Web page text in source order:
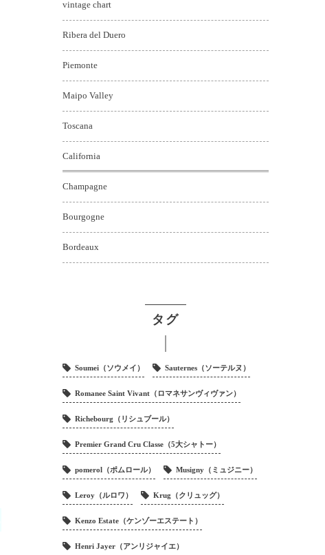
vintage chart
Ribera del Duero
Piemonte
Maipo Valley
Toscana
California
Champagne
Bourgogne
Bordeaux
タグ
Soumei（ソウメイ） Sauternes（ソーテルヌ）
Romanee Saint Vivant（ロマネサンヴィヴァン）
Richebourg（リシュブール）
Premier Grand Cru Classe（5大シャトー）
pomerol（ポムロール） Musigny（ミュジニー）
Leroy（ルロワ） Krug（クリュッグ）
Kenzo Estate（ケンゾーエステート）
Henri Jayer（アンリジャイエ）